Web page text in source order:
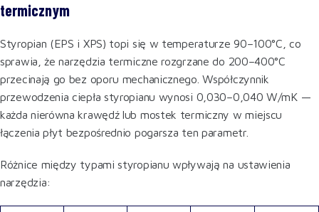
termicznym
Styropian (EPS i XPS) topi się w temperaturze 90–100°C, co
sprawia, że narzędzia termiczne rozgrzane do 200–400°C
przecinają go bez oporu mechanicznego. Współczynnik
przewodzenia ciepła styropianu wynosi 0,030–0,040 W/mK —
każda nierówna krawędź lub mostek termiczny w miejscu
łączenia płyt bezpośrednio pogarsza ten parametr.
Różnice między typami styropianu wpływają na ustawienia
narzędzia: